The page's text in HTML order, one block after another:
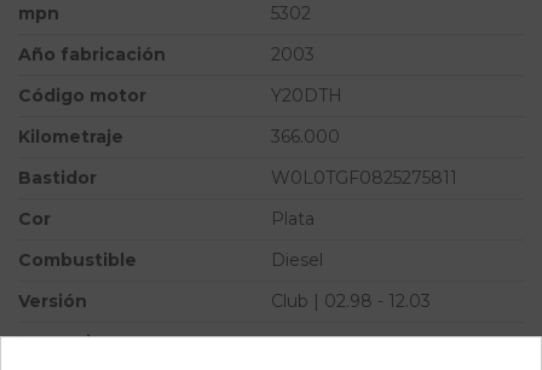
mpn
5302
Año fabricación
2003
Código motor
Y20DTH
Kilometraje
366.000
Bastidor
W0L0TGF0825275811
Cor
Plata
Combustible
Diesel
Versión
Club | 02.98 - 12.03
Potencia